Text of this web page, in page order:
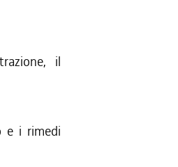
il
e i rimedi